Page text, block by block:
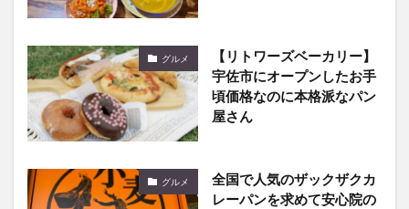
グルメ
【リトワーズベーカリー】
宇佐市にオープンしたお手
頃価格なのに本格派なパン
屋さん
グルメ
全国で人気のザックザクカ
レーパンを求めて安心院の